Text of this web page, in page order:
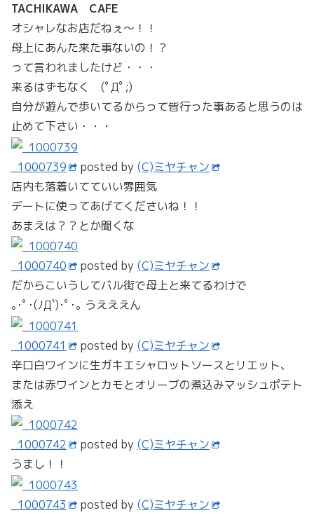
TACHIKAWA CAFE
オシャレなお店だねぇ～！！
母上にあんた来た事ないの！？
って言われましたけど・・・
来るはずもなく (ﾟДﾟ;)
自分が遊んで歩いてるからって皆行った事あると思うのは
止めて下さい・・・
_1000739 posted by (C)ミヤチャン
店内も落着いてていい雰囲気
デートに使ってあげてくださいね！！
あまえは？？とか聞くな
_1000740 posted by (C)ミヤチャン
だからこいうしてバル街で母上と来てるわけで
｡･ﾟ･(ﾉД`)･ﾟ･｡ うえええん
_1000741 posted by (C)ミヤチャン
辛口白ワインに生ガキエシャロットソースとリエット、
または赤ワインとカモとオリーブの煮込みマッシュポテト
添え
_1000742 posted by (C)ミヤチャン
うまし！！
_1000743 posted by (C)ミヤチャン